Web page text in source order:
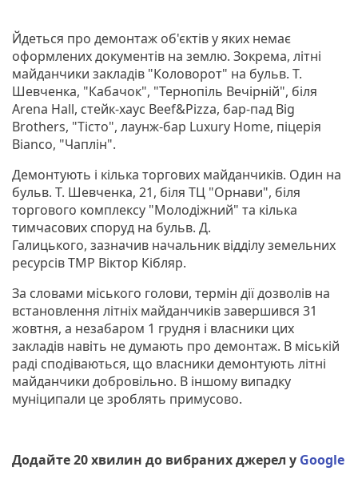
Йдеться про демонтаж об'єктів у яких немає
оформлених документів на землю. Зокрема, літні
майданчики закладів "Коловорот" на бульв. Т.
Шевченка, "Кабачок", "Тернопіль Вечірній", біля
Arena Hall, стейк-хаус Beef&Pizza, бар-пад Big
Brothers, "Тісто", лаунж-бар Luxury Home, піцерія
Bianco, "Чаплін".
Демонтують і кілька торгових майданчиків. Один на
бульв. Т. Шевченка, 21, біля ТЦ "Орнави", біля
торгового комплексу "Молодіжний" та кілька
тимчасових споруд на бульв. Д.
Галицького, зазначив начальник відділу земельних
ресурсів ТМР Віктор Кібляр.
За словами міського голови, термін дії дозволів на
встановлення літніх майданчиків завершився 31
жовтня, а незабаром 1 грудня і власники цих
закладів навіть не думають про демонтаж. В міській
раді сподіваються, що власники демонтують літні
майданчики добровільно. В іншому випадку
муніципали це зроблять примусово.
Додайте 20 хвилин до вибраних джерел у Google